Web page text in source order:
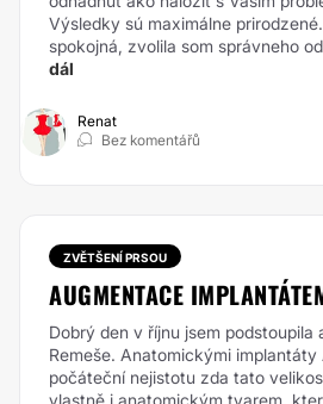
Výsledky sú maximálne
spokojná, zvolila som správneho
dál
Renat
Bez komentářů
ZVĚTŠENÍ PRSOU
AUGMENTACE
Dobrý den v říjnu jsem podstoupila
Remeše. Anatomickými implantáty
počáteční nejistotu zda tato
vlastně i anatomickým tvarem,